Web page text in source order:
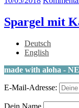
Spargel mit
Deutsch
English
made with aloha -
E-Mail-Adresse:
Dein Name